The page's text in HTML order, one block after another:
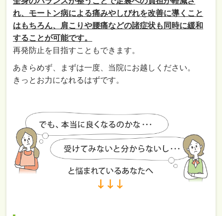
れ、モートン病による痛みやしびれを改善に導くこと
はもちろん、肩こりや腰痛などの諸症状も同時に緩和
することが可能です。
再発防止を目指すこともできます。
あきらめず、まずは一度、当院にお越しください。
きっとお力になれるはずです。